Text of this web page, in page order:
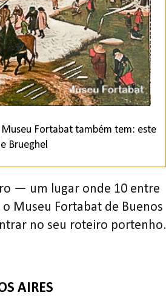
Fortabat também tem: este
Brueghel
— um lugar onde 10 entre
Museu Fortabat de Buenos
no seu roteiro portenho.
AIRES